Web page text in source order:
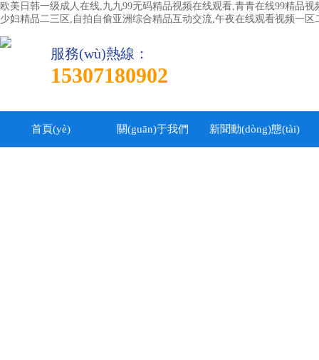
欧美日韩一级成人在线,九九99无码精品视频在线观看,青青在线99精品
少妇精品二三区,自拍自偷亚洲综合精品互动交流,午夜在线观看视频一区
服務(wù)熱線：
15307180902
首頁(yè) 關(guān)于我們 新聞動(dòng)態(tài)